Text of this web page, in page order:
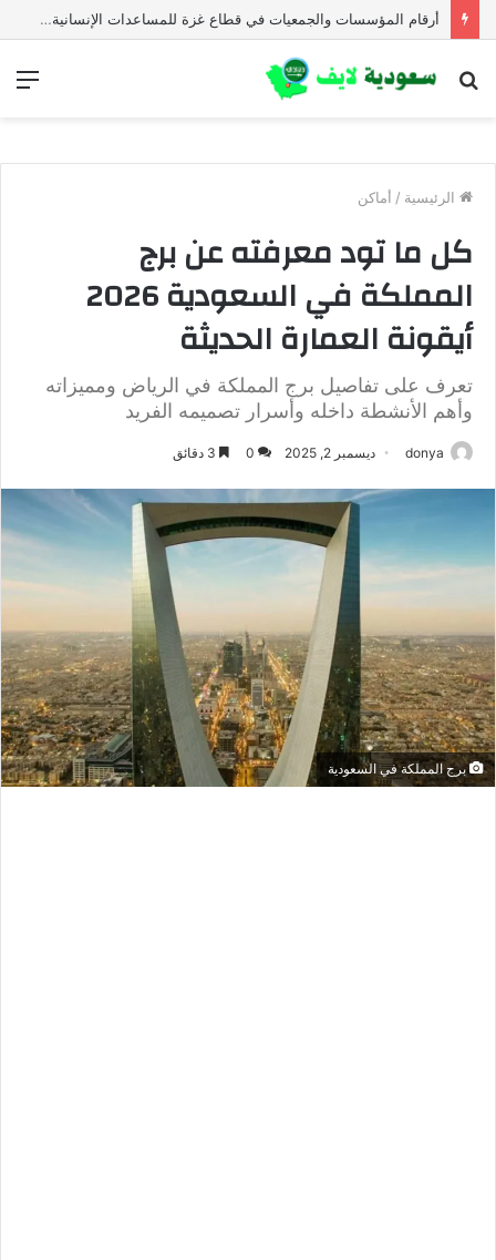
أرقام المؤسسات والجمعيات في قطاع غزة للمساعدات الإنسانية العاجلة
بحث
الرئيسية / أماكن
كل ما تود معرفته عن برج
المملكة في السعودية 2026
أيقونة العمارة الحديثة
تعرف على تفاصيل برج المملكة في الرياض ومميزاته
وأهم الأنشطة داخله وأسرار تصميمه الفريد
donya ديسمبر 2, 2025 0
برج المملكة في السعودية